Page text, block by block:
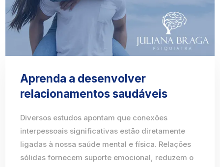
Aprenda a desenvolver
relacionamentos saudáveis
Diversos estudos apontam que conexões
interpessoais significativas estão diretamente
ligadas à nossa saúde mental e física. Relações
sólidas fornecem suporte emocional, reduzem o